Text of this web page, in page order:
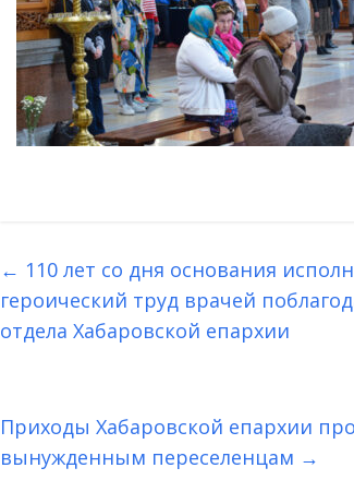
← 110 лет со дня основания
героический труд врачей
отдела Хабаровской епархии
Приходы Хабаровской епархии
вынужденным переселенцам →